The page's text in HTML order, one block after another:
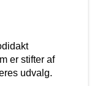
er stifter af
udvalg.